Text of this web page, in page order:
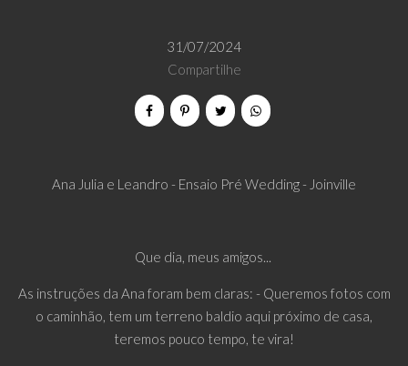
31/07/2024
Compartilhe
Ana Julia e Leandro - Ensaio Pré Wedding - Joinville
Que dia, meus amigos...
As instruções da Ana foram bem claras: - Queremos fotos com
o caminhão, tem um terreno baldio aqui próximo de casa,
teremos pouco tempo, te vira!